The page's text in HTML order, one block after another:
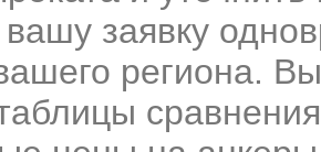
вашу заявку
региона.